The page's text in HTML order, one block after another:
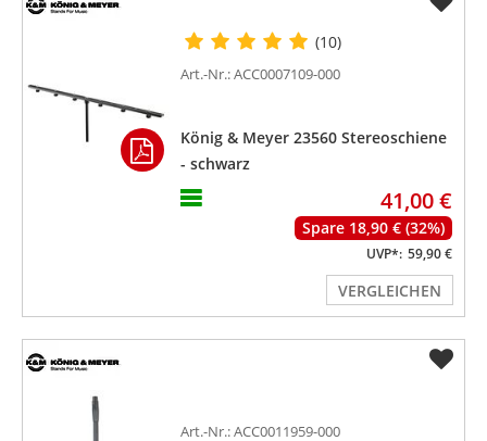
(10)
Art.-Nr.: ACC0007109-000
König & Meyer 23560 Stereoschiene
- schwarz
41,00 €
Spare 18,90 € (32%)
UVP*: 59,90 €
VERGLEICHEN
Art.-Nr.: ACC0011959-000